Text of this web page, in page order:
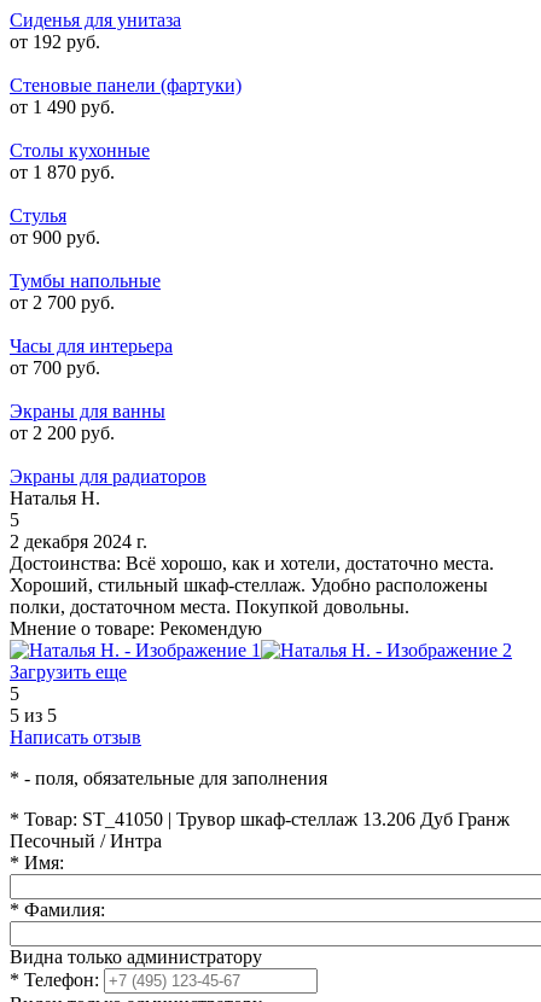
Сиденья для унитаза
от 192 руб.
Стеновые панели (фартуки)
от 1 490 руб.
Столы кухонные
от 1 870 руб.
Стулья
от 900 руб.
Тумбы напольные
от 2 700 руб.
Часы для интерьера
от 700 руб.
Экраны для ванны
от 2 200 руб.
Экраны для радиаторов
Наталья Н.
5
2 декабря 2024 г.
Достоинства: Всё хорошо, как и хотели, достаточно места.
Хороший, стильный шкаф-стеллаж. Удобно расположены
полки, достаточном места. Покупкой довольны.
Мнение о товаре: Рекомендую
Загрузить еще
5
5 из 5
Написать отзыв
* - поля, обязательные для заполнения
* Товар: ST_41050 | Трувор шкаф-стеллаж 13.206 Дуб Гранж
Песочный / Интра
* Имя:
* Фамилия:
Видна только администратору
* Телефон: